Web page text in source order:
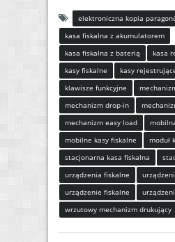
elektroniczna kopia
kasa fiskalna z akumulatorem
kasa fiskalna z baterią
kasa
kasy fiskalne
kasy
klawisze funkcyjne
mechanizm drop-in
mechanizm easy load
mobilne kasy fiskalne
moduł
stacjonarna kasa fiskalna
urządzenia fiskalne
urządzenie fiskalne
wrzutowy mechanizm drukujący